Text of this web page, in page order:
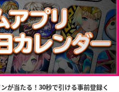
が当たる！30秒で引ける事前登録く